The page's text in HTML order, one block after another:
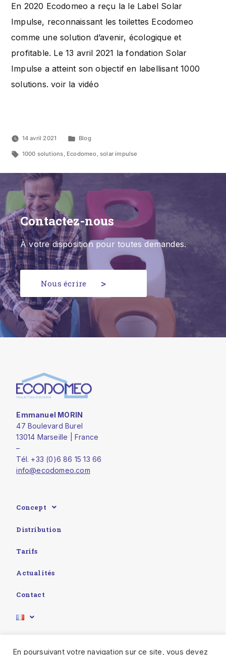
En 2020 Ecodomeo a reçu la le Label Solar
Impulse, reconnaissant les toilettes Ecodomeo
comme une solution d’avenir, écologique et
profitable. Le 13 avril 2021 la fondation Solar
Impulse a atteint son objectif en labellisant 1000
solutions. voir la vidéo
14 avril 2021 Blog
1000 solutions, Ecodomeo, solar impulse
Contactez-nous
À votre disposition pour toutes demandes.
Nous écrire
Emmanuel MORIN
47 Boulevard Burel
13014 Marseille | France
–
Tél. +33 (0)6 86 15 13 66
info@ecodomeo.com
Concept
Distribution
Tarifs
Actualités
Contact
En poursuivant votre navigation sur ce site, vous devez